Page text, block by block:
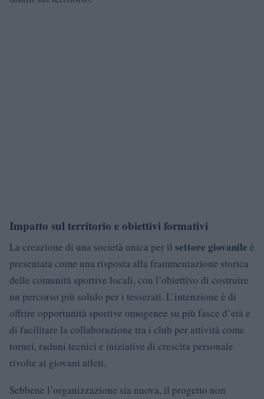
Impatto sul territorio e obiettivi formativi
La creazione di una società unica per il settore giovanile è
presentata come una risposta alla frammentazione storica
delle comunità sportive locali, con l’obiettivo di costruire
un percorso più solido per i tesserati. L’intenzione è di
offrire opportunità sportive omogenee su più fasce d’età e
di facilitare la collaborazione tra i club per attività come
tornei, raduni tecnici e iniziative di crescita personale
rivolte ai giovani atleti.
Sebbene l’organizzazione sia nuova, il progetto non